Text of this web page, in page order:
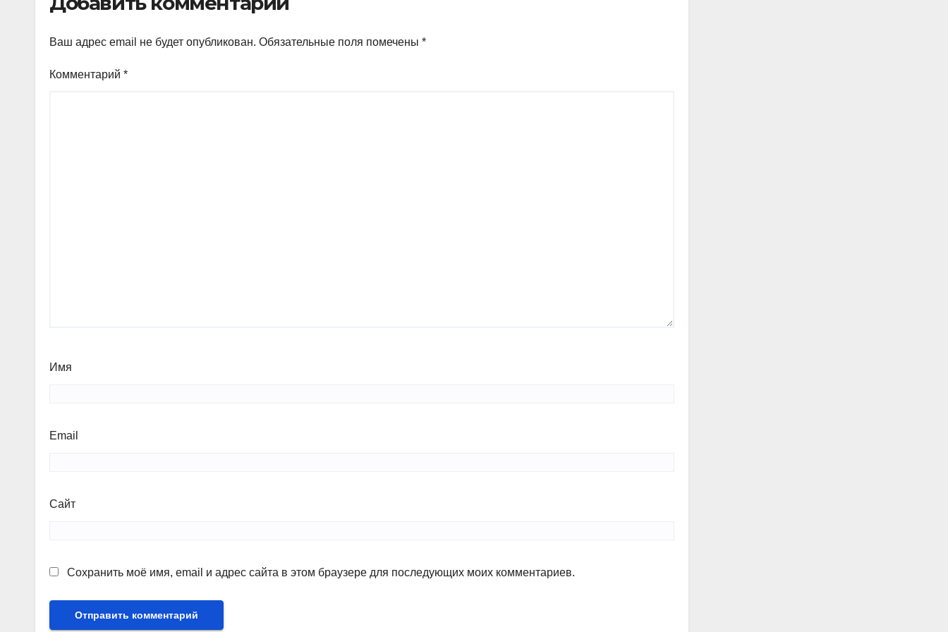
Ваш адрес email не будет опубликован. Обязательные поля помечены *
Комментарий *
Имя
Email
Сайт
Сохранить моё имя, email и адрес сайта в этом браузере для последующих моих комментариев.